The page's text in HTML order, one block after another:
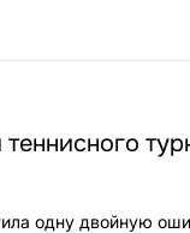
одну двойную